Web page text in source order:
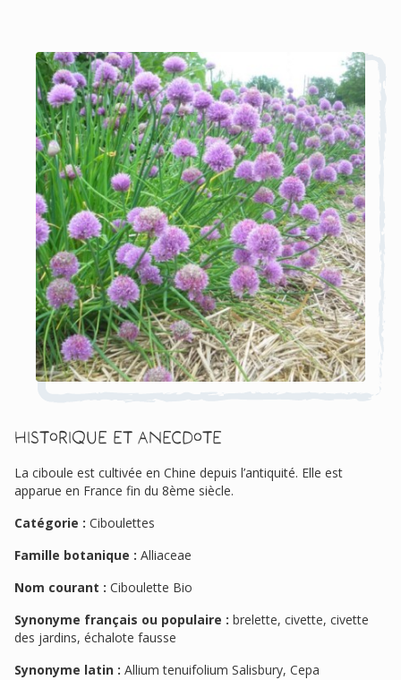
Historique et anecdote
La ciboule est cultivée en Chine depuis l’antiquité. Elle est
apparue en France fin du 8ème siècle.
Catégorie : Ciboulettes
Famille botanique : Alliaceae
Nom courant : Ciboulette Bio
Synonyme français ou populaire : brelette, civette, civette
des jardins, échalote fausse
Synonyme latin : Allium tenuifolium Salisbury, Cepa